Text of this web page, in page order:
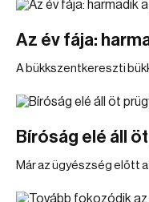
Az év fája:
A bükkszentkereszti
Bíróság elé áll
Már az ügyészség előtt